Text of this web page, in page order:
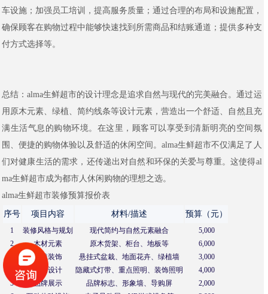
车设施；加强员工培训，提高服务质量；通过合理的布局和设施配置，
确保顾客在购物过程中能够快速找到所需商品和结账通道；提供多种支
付方式选择等。
总结：alma生鲜超市的设计理念是追求自然与现代的完美融合。通过运
用原木元素、绿植、简约线条等设计元素，营造出一个舒适、自然且充
满生活气息的购物环境。在这里，顾客可以享受到清新明亮的空间氛
围、便捷的购物体验以及舒适的休闲空间。alma生鲜超市不仅满足了人
们对健康生活的需求，还传递出对自然和环保的关爱与尊重。这使得al
ma生鲜超市成为都市人休闲购物的理想之选。
alma生鲜超市装修预算报价表
序号 项目内容 材料/描述 预算（元）
1 装修风格与规划 现代简约与自然元素融合
5,000
2
木材元素 原木货架、柜台、地板等
6,000
绿植装饰 悬挂式盆栽、地面花卉、绿植墙
3,000
照明设计 隐藏式灯带、重点照明、装饰照明
4,000
5
品牌展示 品牌标志、形象墙、导购屏
2,000